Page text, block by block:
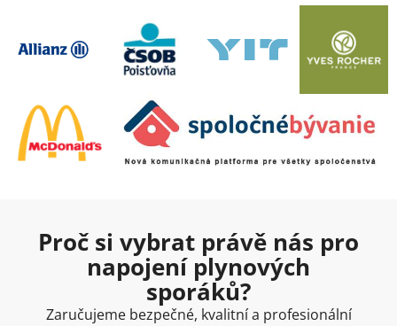
Proč si vybrat právě nás pro
napojení plynových
sporáků?
Zaručujeme bezpečné, kvalitní a profesionální